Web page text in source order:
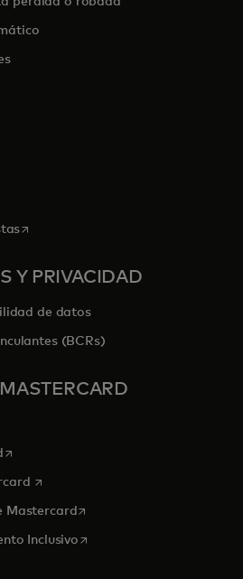
nueva
se abre en una pestaña nueva
Y PRIVACIDAD
de datos
(BCRs)
una pestaña nueva
se abre en una pestaña nueva
se abre en una pestaña nueva
Mastercardse abre en una pestaña
Inclusivose abre en una pestaña